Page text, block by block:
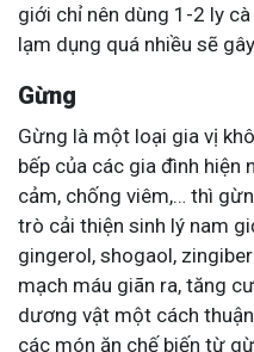
giới chỉ nên dùng 1-2 ly
lạm dụng quá nhiều sẽ
Gừng
Gừng là một loại gia vị
bếp của các gia đình hiện
cảm, chống viêm,… thì
trò cải thiện sinh lý nam
gingerol, shogaol,
mạch máu giãn ra, tăng
dương vật một cách
các món ăn chế biến từ